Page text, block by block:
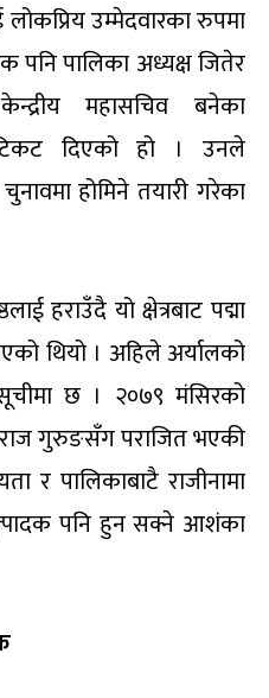
उम्मेदवारका रुपमा
पनि पालिका अध्यक्ष जितेर
महासचिव बनेका
दिएको हो । उनले
होमिने तयारी गरेका
हराउँदै यो क्षेत्रबाट पद्मा
थियो । अहिले अर्यालको
छ । २०७९ मंसिरको
गुरुङसँग पराजित भएकी
र पालिकाबाटै राजीनामा
पनि हुन सक्ने आशंका